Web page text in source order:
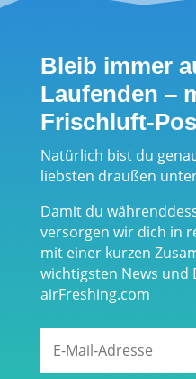
Bleib immer
Laufenden –
Frischluft-
Natürlich bist du
liebsten draußen
Damit du
versorgen wir dich in
mit einer kurzen
wichtigsten News und
airFreshing.com